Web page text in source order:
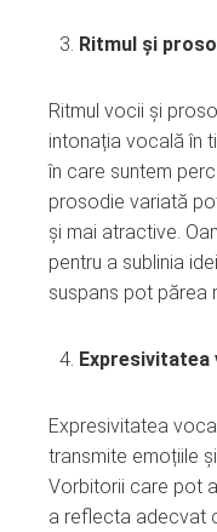
Ritmul și
Ritmul vocii și
intonația vocală în
în care suntem
prosodie variată
și mai atractive.
pentru a sublinia
suspans pot părea
Expresivitatea
Expresivitatea
transmite emoțiile
Vorbitorii care pot
a reflecta adecvat